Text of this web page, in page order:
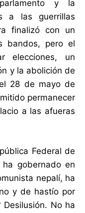
y la
a las guerrillas
finalizó con un
bandos, pero el
elecciones, un
y la abolición de
28 de mayo de
permanecer
a las afueras
Federal de
gobernado en
nepalí, ha
y de hastío por
No ha